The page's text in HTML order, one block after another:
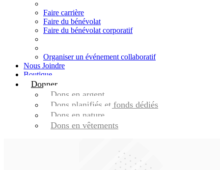
Faire carrière
Faire du bénévolat
Faire du bénévolat corporatif
Organiser un événement collaboratif
Nous Joindre
Boutique
Donner
Dons en argent
Dons planifiés et fonds dédiés
Dons en nature
Dons en vêtements